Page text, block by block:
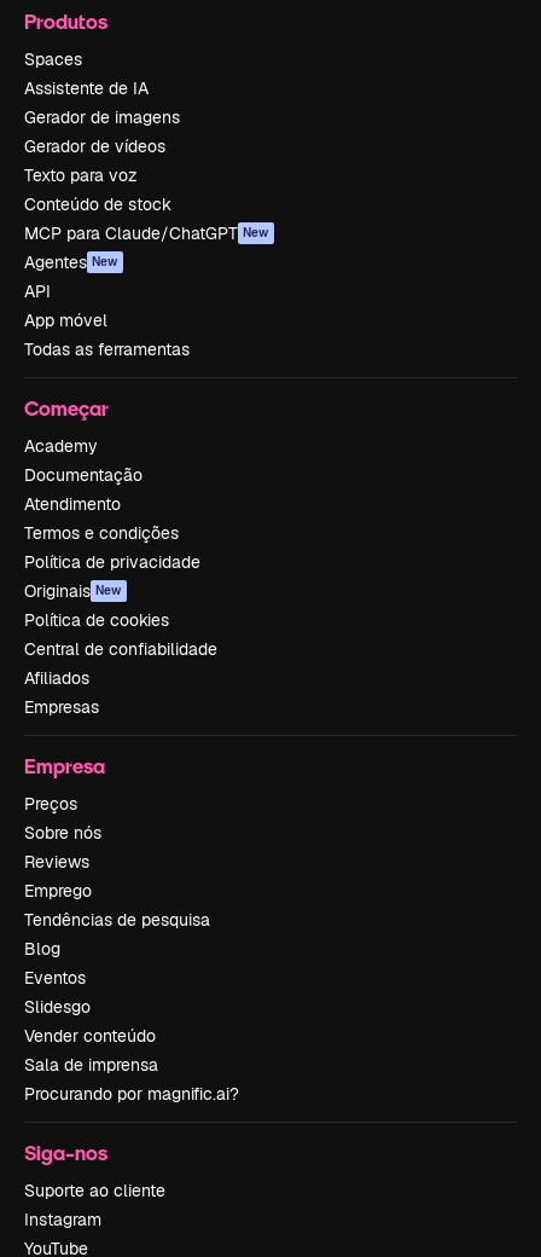
Produtos
Spaces
Assistente de IA
Gerador de imagens
Gerador de vídeos
Texto para voz
Conteúdo de stock
MCP para Claude/ChatGPT New
Agentes New
API
App móvel
Todas as ferramentas
Começar
Academy
Documentação
Atendimento
Termos e condições
Política de privacidade
Originais New
Política de cookies
Central de confiabilidade
Afiliados
Empresas
Empresa
Preços
Sobre nós
Reviews
Emprego
Tendências de pesquisa
Blog
Eventos
Slidesgo
Vender conteúdo
Sala de imprensa
Procurando por magnific.ai?
Siga-nos
Suporte ao cliente
Instagram
YouTube